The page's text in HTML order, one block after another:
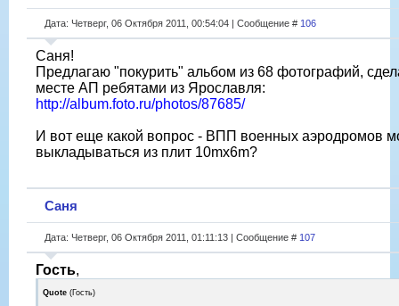
Дата: Четверг, 06 Октября 2011, 00:54:04 | Сообщение # 106
Саня!
Предлагаю "покурить" альбом из 68 фотографий,
месте АП ребятами из Ярославля:
http://album.foto.ru/photos/87685/
И вот еще какой вопрос - ВПП военных аэродромов
выкладываться из плит 10mx6m?
Саня
Дата: Четверг, 06 Октября 2011, 01:11:13 | Сообщение # 107
Гость,
Quote (Гость)